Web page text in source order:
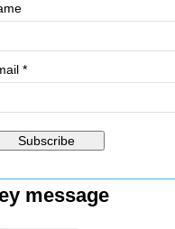
*
message